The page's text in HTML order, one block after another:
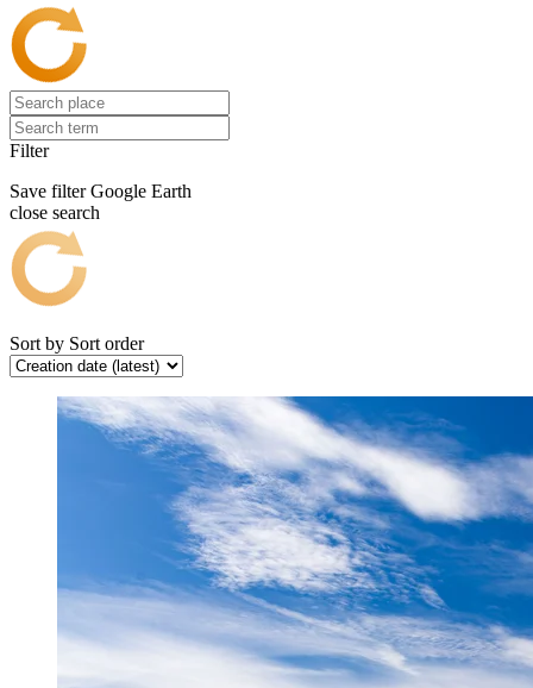
Filter
Save filter Google Earth
close search
Sort by Sort order